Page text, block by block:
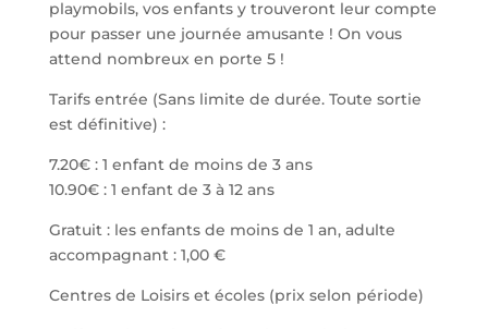
playmobils, vos enfants y trouveront leur compte
pour passer une journée amusante ! On vous
attend nombreux en porte 5 !
Tarifs entrée (Sans limite de durée. Toute sortie
est définitive) :
7.20€ : 1 enfant de moins de 3 ans
10.90€ : 1 enfant de 3 à 12 ans
Gratuit : les enfants de moins de 1 an, adulte
accompagnant : 1,00 €
Centres de Loisirs et écoles (prix selon période)